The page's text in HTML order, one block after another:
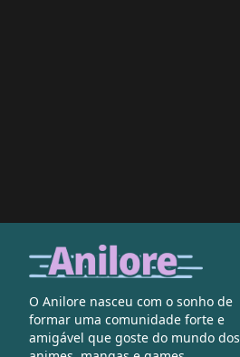
O Anilore nasceu com o sonho de
formar uma comunidade forte e
amigável que goste do mundo dos